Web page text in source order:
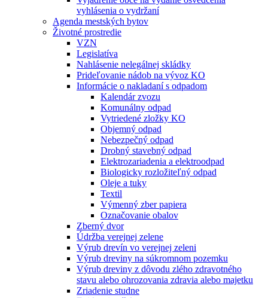
vyhlásenia o vydržaní
Agenda mestských bytov
Životné prostredie
VZN
Legislatíva
Nahlásenie nelegálnej skládky
Prideľovanie nádob na vývoz KO
Informácie o nakladaní s odpadom
Kalendár zvozu
Komunálny odpad
Vytriedené zložky KO
Objemný odpad
Nebezpečný odpad
Drobný stavebný odpad
Elektrozariadenia a elektroodpad
Biologicky rozložiteľný odpad
Oleje a tuky
Textil
Výmenný zber papiera
Označovanie obalov
Zberný dvor
Údržba verejnej zelene
Výrub drevín vo verejnej zeleni
Výrub dreviny na súkromnom pozemku
Výrub dreviny z dôvodu zlého zdravotného
stavu alebo ohrozovania zdravia alebo majetku
Zriadenie studne